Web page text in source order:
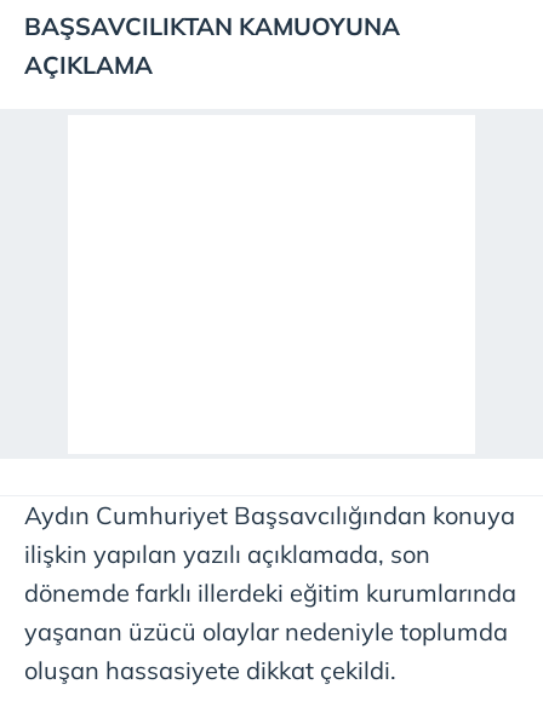
BAŞSAVCILIKTAN KAMUOYUNA
AÇIKLAMA
Aydın Cumhuriyet Başsavcılığından konuya
ilişkin yapılan yazılı açıklamada, son
dönemde farklı illerdeki eğitim kurumlarında
yaşanan üzücü olaylar nedeniyle toplumda
oluşan hassasiyete dikkat çekildi.